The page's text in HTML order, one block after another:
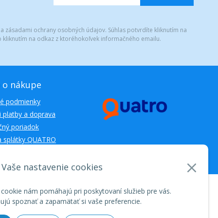
Vaše nastavenie cookies
nám pomáhajú pri poskytovaní služieb pre vás.
spoznať a zapamätať si vaše preferencie.
ochrany osobných údajov. Súhlas potvrdíte kliknutím na
na odkaz z ktoréhokoľvek informačného emailu.
nákupe
podmienky
platby a doprava
poriadok
splátky QUATRO
WEBYGROUP • dbartzvyšovanie návštevnosti•